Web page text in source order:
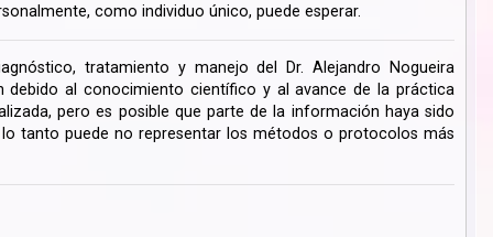
como individuo único, puede esperar.
tratamiento y manejo del Dr. Alejandro Nogueira
al conocimiento científico y al avance de la práctica
pero es posible que parte de la información haya sido
tanto puede no representar los métodos o protocolos más